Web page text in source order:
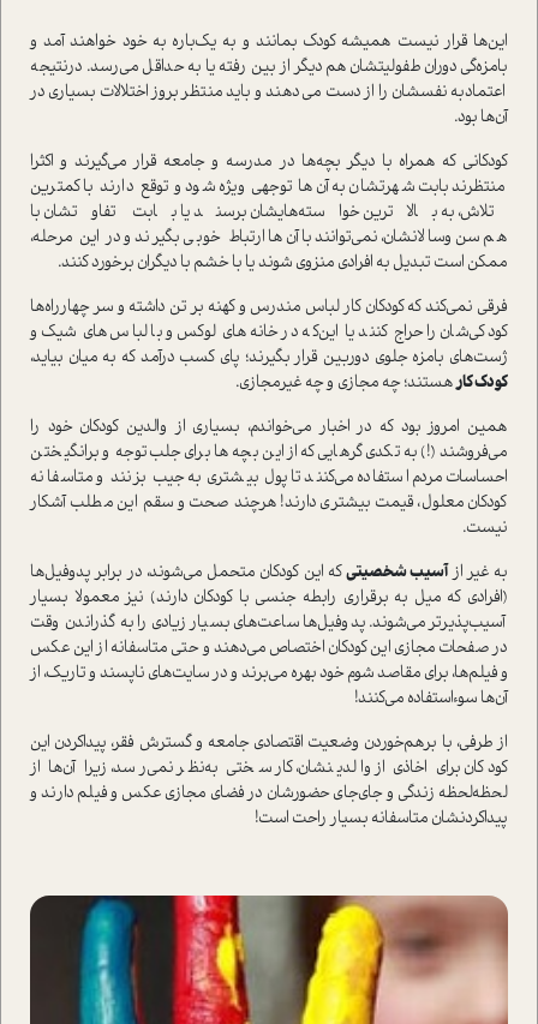
این‌ها قرار نیست همیشه کودک بمانند و به یک‌‌‌باره به خود خواهند آمد و
بامزه‌گی دوران طفولیتشان هم دیگر از بین رفته یا به حداقل می‌رسد. در‌نتیجه
اعتماد‌‌به نفسشان را از دست می‌دهند و باید منتظر بروز اختلالات بسیاری در
آن‌ها بود.
کودکانی که همراه با دیگر بچه‌ها در مدرسه و جامعه قرار می‌گیرند و اکثرا
منتظرند بابت شهرتشان به آن‌ها توجهی ویژه شود و توقع دارند با کمترین
تلاش، به بالاترین خوا‌سته‌هایشان برسند یا بابت تفاوتشان با
هم‌سن‌و‌سالانشان، نمی‌توانند با آن‌ها ارتباط خوبی بگیرند و در این مرحله،
ممکن ا‌ست تبدیل به افرادی منزوی شوند یا با خشم با دیگران برخورد کنند.
فرقی نمی‌کند که کودکان کار لباس مندرس و کهنه بر تن داشته و سر چهارراه‌ها
کودکی‌شان را حراج کنند یا این‌که در خانه‌های لوکس و با لباس‌های شیک و
ژست‌های با‌مزه جلوی دوربین قرار بگیرند؛ پای کسب در‌آمد که به میان بیاید،
کودک کارهستند؛ چه مجازی و چه غیرمجازی.
همین امروز بود که در اخبار می‌خواندم، بسیاری از والدین کودکان خود را
می‌فروشند (!) به تکدی‌گرهایی که از این بچه‌ها برای جلب‌توجه و برانگیختن
احساسات مردم ا‌ستفاده می‌کنند تا پول بیشتری به جیب بزنند و متاسفانه
کودکان معلول، قیمت بیشتری دارند! هرچند صحت و سقم این مطلب آشکار
نیست.
به غیر ازآسیب شخصیتیکه این کودکان متحمل می‌شوند، در برابر پدوفیل‌ها
(افرادی که میل به برقراری رابطه جنسی با کودکان دارند) نیز معمولا بسیار
آسیب‌پذیر‌تر می‌شوند. پدوفیل‌ها ساعت‌های بسیار زیادی را به گذراندن وقت
در صفحات مجازی این کودکان اختصاص می‌دهند و حتی متاسفانه از این عکس
و فیلم‌ها، برای مقاصد شوم خود بهره می‌برند و در سایت‌های ناپسند و تاریک، از
آن‌ها سو‌ءا‌ستفاده می‌کنند!
از طرفی، با بر‌هم‌خوردن وضعیت اقتصادی جامعه و گسترش فقر، پیدا‌کردن این
کودکان برای اخاذی از والدینشان، کار سختی به‌نظر نمی‌رسد، زیرا آن‌ها از
لحظه‌لحظه زندگی و جای‌جای حضورشان در فضای مجازی عکس و فیلم دارند و
پید‌اکردنشان متاسفانه بسیار راحت ا‌ست!